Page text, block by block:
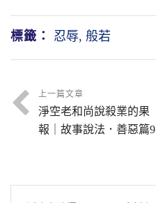
標籤： 忍辱, 般若
上一篇文章
淨空老和尚說殺業的果
報｜故事說法．善惡篇9